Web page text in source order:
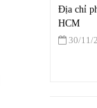
Địa chỉ
HCM
30/11/